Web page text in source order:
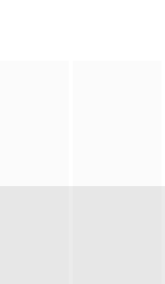
妖异事件，张天盛虽